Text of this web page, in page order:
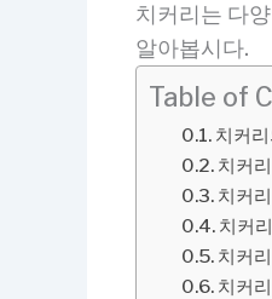
치커리는 다
알아봅시다.
Table of
치커
치커
치커
치커
치커
치커